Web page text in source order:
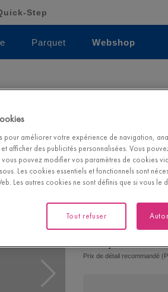
Step
Parquet Webshop
Profilé de
Ce profilé très fin et
votre sol vinyle et
moquette. Peut être
résistant à l’usure.
utilisez un marteau,
bordure dans le
Prix de détail recommandé
pour améliorer votre expérience de navigation,
afficher des publicités personnalisées. Vous
pouvez modifier vos paramètres de cookies
Les cookies essentiels et fonctionnels sont
Les autres cookies ne sont définis que si vous le
Tout refuser